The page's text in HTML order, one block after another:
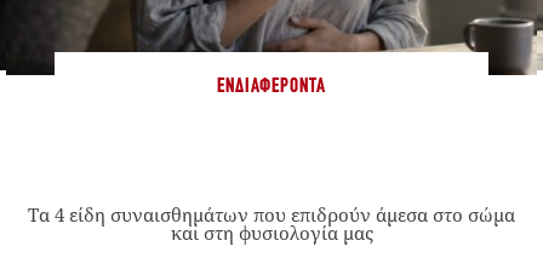
ΕΝΔΙΑΦΈΡΟΝΤΑ
Τα 4 είδη συναισθημάτων που επιδρούν άμεσα στο σώμα
και στη φυσιολογία μας